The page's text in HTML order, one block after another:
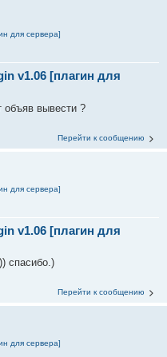
для сервера]
v1.06 [плагин для
объяв вывести ?
Перейти к сообщению
для сервера]
v1.06 [плагин для
спасибо.)
Перейти к сообщению
для сервера]